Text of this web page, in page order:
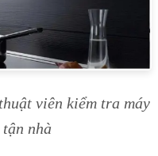
viên kiểm tra máy
nhà